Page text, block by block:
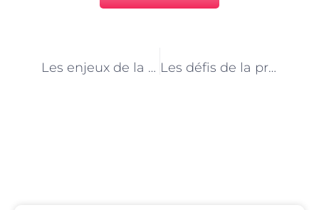
Les enjeux de la prévention des infections dans le métier d’aide-soignante à Paris Les défis de la prise en charge des patients en situation de handicap à Paris